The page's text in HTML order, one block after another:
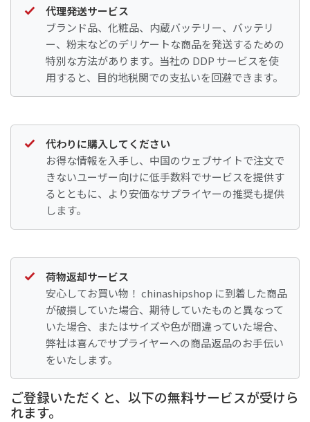
代理発送サービス
ブランド品、化粧品、内蔵バッテリー、バッテリ
ー、粉末などのデリケートな商品を発送するための
特別な方法があります。当社の DDP サービスを使
用すると、目的地税関での支払いを回避できます。
代わりに購入してください
お得な情報を入手し、中国のウェブサイトで注文で
きないユーザー向けに低手数料でサービスを提供す
るとともに、より安価なサプライヤーの推奨も提供
します。
荷物返却サービス
安心してお買い物！ chinashipshop に到着した商品
が破損していた場合、期待していたものと異なって
いた場合、またはサイズや色が間違っていた場合、
弊社は喜んでサプライヤーへの商品返品のお手伝い
をいたします。
ご登録いただくと、以下の無料サービスが受けら
れます。